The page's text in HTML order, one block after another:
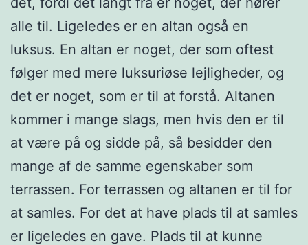
alle til. Ligeledes er en altan også en
luksus. En altan er noget, der som oftest
følger med mere luksuriøse lejligheder, og
det er noget, som er til at forstå. Altanen
kommer i mange slags, men hvis den er til
at være på og sidde på, så besidder den
mange af de samme egenskaber som
terrassen. For terrassen og altanen er til for
at samles. For det at have plads til at samles
er ligeledes en gave. Plads til at kunne